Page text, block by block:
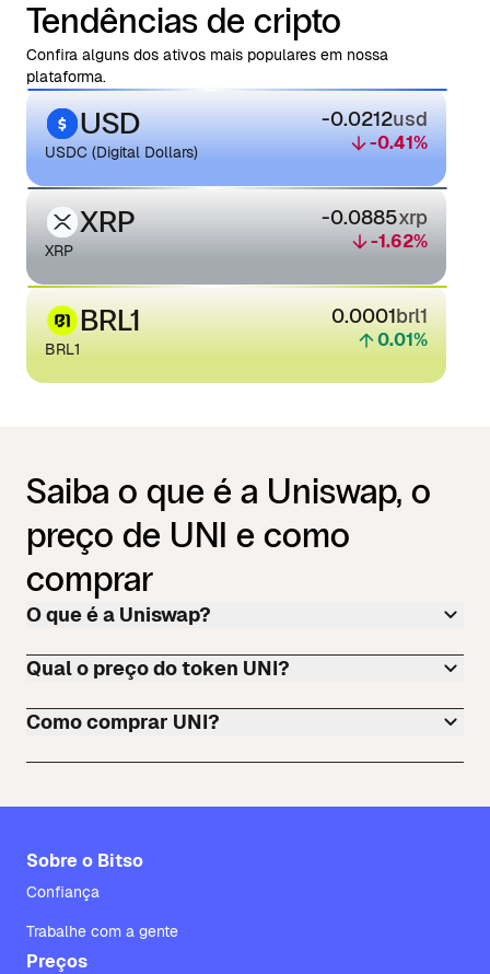
Tendências de cripto
Confira alguns dos ativos mais populares em nossa
plataforma.
USD
USDC (Digital Dollars)
-0.0212usd
-0.41%
XRP
XRP
-0.0885xrp
-1.62%
BRL1
BRL1
0.0001brl1
0.01%
Saiba o que é a Uniswap, o
preço de UNI e como
comprar
O que é a Uniswap?
Qual o preço do token UNI?
Como comprar UNI?
Sobre o Bitso
Confiança
Trabalhe com a gente
Preços